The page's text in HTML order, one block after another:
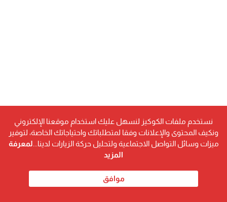
بَدي آلعُمُر .. عيشو مَعاكْ
وَشَبْعَكْ غَمِرْ .. أَتَنفَّسْ هَواكْ …
نستخدم ملفات الكوكيز لنسهل عليك استخدام موقعنا الإلكتروني
ونكيف المحتوى والإعلانات وفقا لمتطلباتك واحتياجاتك الخاصة، لتوفير
ميزات وسائل التواصل الاجتماعية ولتحليل حركة الزيارات لدينا... لمعرفة
المزيد
موافق